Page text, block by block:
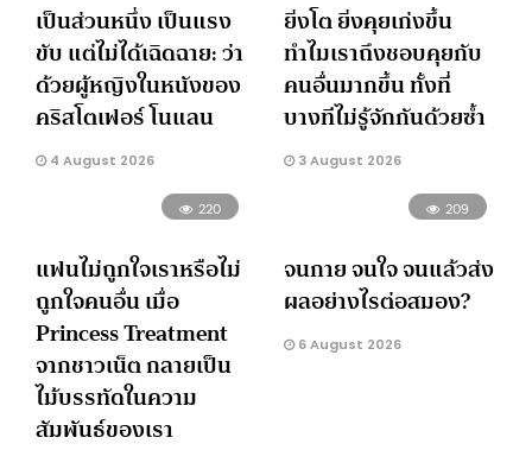
เป็นส่วนหนึ่ง เป็นแรง
ขับ แต่ไม่ได้เฉิดฉาย: ว่า
ด้วยผู้หญิงในหนังของ
คริสโตเฟอร์ โนแลน
4 August 2026
ยิ่งโต ยิ่งคุยเก่งขึ้น
ทำไมเราถึงชอบคุยกับ
คนอื่นมากขึ้น ทั้งที่
บางทีไม่รู้จักกันด้วยซ้ำ
3 August 2026
220
แฟนไม่ถูกใจเราหรือไม่
ถูกใจคนอื่น เมื่อ
Princess Treatment
จากชาวเน็ต กลายเป็น
ไม้บรรทัดในความ
สัมพันธ์ของเรา
209
จนกาย จนใจ จนแล้วส่ง
ผลอย่างไรต่อสมอง?
6 August 2026